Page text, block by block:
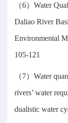
（6）Water
Daliao River
Environmental
105-121
（7）Water
rivers’ water
dualistic water